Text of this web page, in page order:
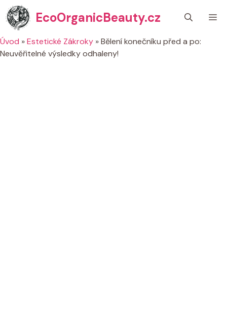
Přeskočit
na
obsah
EcoOrganicBeauty.cz
Úvod »Estetické Zákroky »Bělení konečníku před a po:
Neuvěřitelné výsledky odhaleny!